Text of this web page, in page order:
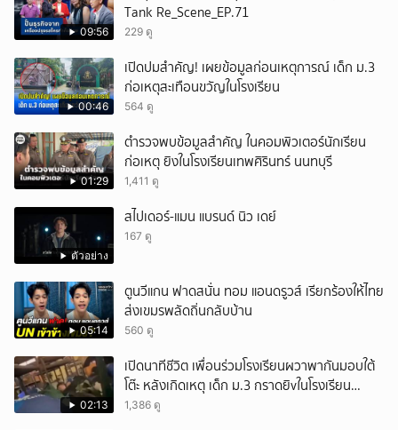
09:56
Tank Re_Scene_EP.71
229 ดู
00:46
เปิดปมสำคัญ! เผยข้อมูลก่อนเหตุการณ์ เด็ก ม.3
ก่อเหตุสะเทือนขวัญในโรงเรียน
564 ดู
01:29
ตำรวจพบข้อมูลสำคัญ ในคอมพิวเตอร์นักเรียน
ก่อเหตุ ยิงในโรงเรียนเทพศิรินทร์ นนทบุรี
1,411 ดู
ตัวอย่าง
สไปเดอร์-แมน แบรนด์ นิว เดย์
167 ดู
05:14
ตูนวีแกน ฟาดสนั่น ทอม แอนดรูวส์ เรียกร้องให้ไทย
ส่งเขมรพลัดถิ่นกลับบ้าน
560 ดู
02:13
เปิดนาทีชีวิต เพื่อนร่วมโรงเรียนผวาพากันมอบใต้
โต๊ะ หลังเกิดเหตุ เด็ก ม.3 กราดยิvในโรงเรียน
เทพศิรินทร์นนท์ แบบไม่เลือกหน้า เสียงปืนดังสนั่น
1,386 ดู